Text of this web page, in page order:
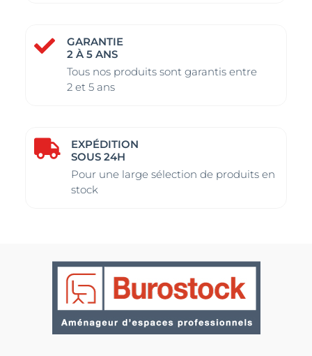

GARANTIE
2 À 5 ANS
Tous nos produits sont garantis entre
2 et 5 ans

EXPÉDITION
SOUS 24H
Pour une large sélection de produits en
stock